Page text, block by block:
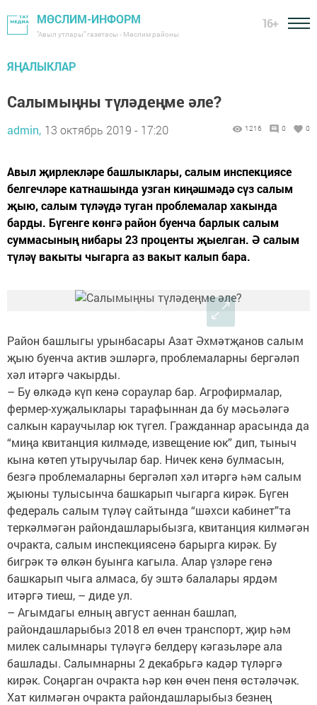
МӨСЛИМ-ИНФОРМ
"Авыл утлары" газетасы - Мөслим районы
16+
ЯҢАЛЫКЛАР
Салымыңны түләдеңме әле?
admin, 13 октябрь 2019 - 17:20 1216 0 0
Авыл җирлекләре башлыклары, салым инспекциясе
белгечләре катнашында узган киңәшмәдә сүз салым
җыю, салым түләүдә туган проблемалар хакында
барды. Бүгенге көнгә район буенча барлык салым
суммасының нибары 23 проценты җыелган. Ә салым
түләү вакыты чыгарга аз вакыт калып бара.
Район башлыгы урынбасары Азат Әхмәтҗанов салым
җыю буенча актив эшләргә, проблемаларны бергәләп
хәл итәргә чакырды.
– Бу өлкәдә күп кенә сораулар бар. Агрофирмалар,
фермер-хуҗалыклары тарафыннан да бу мәсьәләгә
салкын караучылар юк түгел. Гражданнар арасында да
“миңа квитанция килмәде, извещение юк” дип, тыныч
кына көтеп утыручылар бар. Ничек кенә булмасын,
безгә проблемаларны бергәләп хәл итәргә һәм салым
җыюны тулысынча башкарып чыгарга кирәк. Бүген
федераль салым түләү сайтында “шәхси кабинет”та
теркәлмәгән райондашларыбызга, квитанция килмәгән
очракта, салым инспекциясенә барырга кирәк. Бу
бигрәк тә өлкән буынга кагыла. Алар үзләре генә
башкарып чыга алмаса, бу эштә балалары ярдәм
итәргә тиеш, – диде ул.
– Агымдагы елның август аеннан башлап,
райондашларыбыз 2018 ел өчен транспорт, җир һәм
милек салымнары түләүгә белдерү кәгазьләре ала
башлады. Салымнарны 2 декабрьгә кадәр түләргә
кирәк. Соңарган очракта һәр көн өчен пеня өстәләчәк.
Хат килмәгән очракта райондашларыбыз безнең